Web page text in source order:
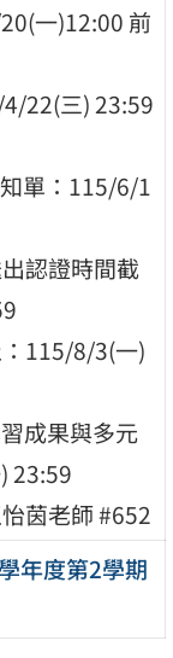
⼀)12:00 前
22(三) 23:59
單：115/6/1
認證時間截
115/8/3(⼀)
成果與多元
23:59
茵⽼師 #652
年度第2學期